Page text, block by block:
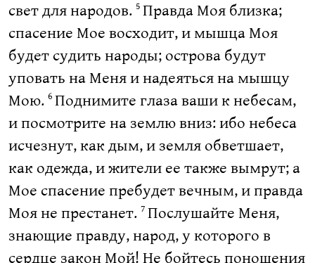
свет для народов. 5 Правда Моя близка;
спасение Мое восходит, и мышца Моя
будет судить народы; острова будут
уповать на Меня и надеяться на мышцу
Мою. 6 Поднимите глаза ваши к небесам,
и посмотрите на землю вниз: ибо небеса
исчезнут, как дым, и земля обветшает,
как одежда, и жители ее также вымрут; а
Мое спасение пребудет вечным, и правда
Моя не престанет. 7 Послушайте Меня,
знающие правду, народ, у которого в
сердце закон Мой! Не бойтесь поношения